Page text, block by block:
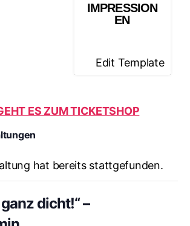
IMPRESSION
EN
Edit Template
ES ZUM TICKETSHOP
hat bereits stattgefunden.
dicht!“ –